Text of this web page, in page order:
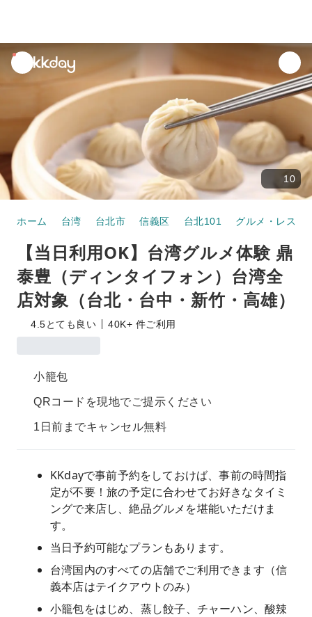
unread
notifications
10
ホーム 台湾 台北市 信義区 台北101 グルメ・レスト
【当日利用OK】台湾グルメ体験 鼎
泰豊（ディンタイフォン）​台湾全
店対象（台北・台中・新竹・高雄）
4.5とても良い 40K+ 件ご利用
小籠包
QRコードを現地でご提示ください
1日前までキャンセル無料
KKdayで事前予約をしておけば、事前の時間指
定が不要！旅の予定に合わせてお好きなタイミ
ングで来店し、絶品グルメを堪能いただけま
す。
当日予約可能なプランもあります。
台湾国内のすべての店舗でご利用できます（信
義本店はテイクアウトのみ）
小籠包をはじめ、蒸し餃子、チャーハン、酸辣